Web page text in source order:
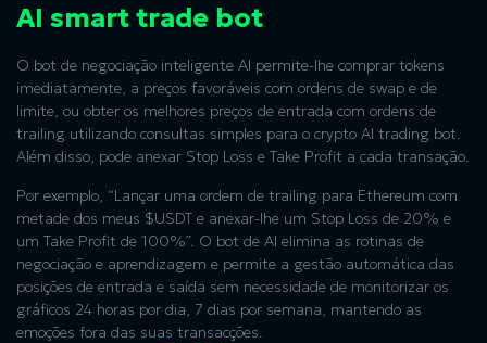
AI smart trade bot
O bot de negociação inteligente AI permite-lhe comprar tokens
imediatamente, a preços favoráveis com ordens de swap e de
limite, ou obter os melhores preços de entrada com ordens de
trailing utilizando consultas simples para o crypto AI trading bot.
Além disso, pode anexar Stop Loss e Take Profit a cada transação.
Por exemplo, “Lançar uma ordem de trailing para Ethereum com
metade dos meus $USDT e anexar-lhe um Stop Loss de 20% e
um Take Profit de 100%”. O bot de AI elimina as rotinas de
negociação e aprendizagem e permite a gestão automática das
posições de entrada e saída sem necessidade de monitorizar os
gráficos 24 horas por dia, 7 dias por semana, mantendo as
emoções fora das suas transacções.